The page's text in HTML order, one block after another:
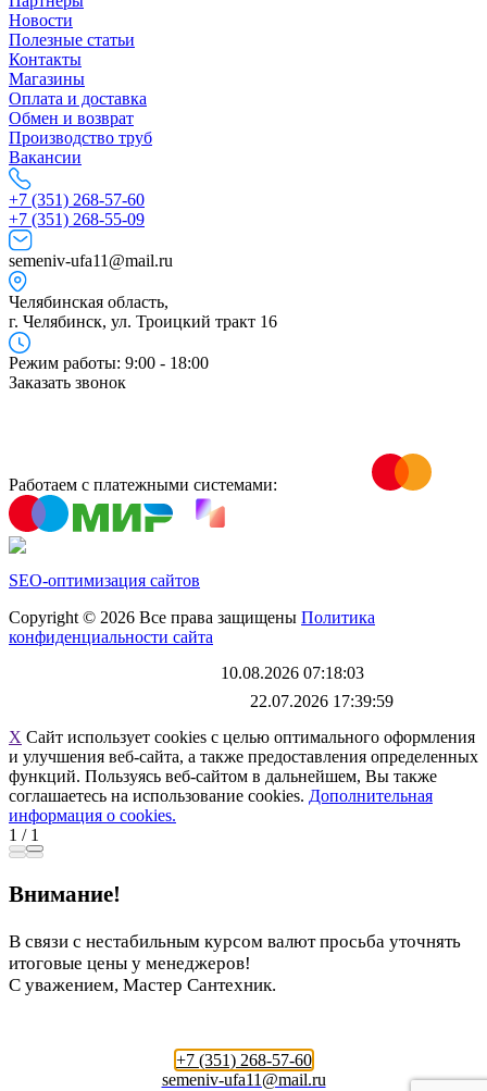
Новости
Полезные статьи
Контакты
Магазины
Оплата и доставка
Обмен и возврат
Производство труб
Вакансии
+7 (351) 268-57-60
+7 (351) 268-55-09
semeniv-ufa11@mail.ru
Челябинская область,
г. Челябинск, ул. Троицкий тракт 16
Режим работы: 9:00 - 18:00
Заказать звонок
Работаем с платежными системами:
SEO-оптимизация сайтов
Copyright © 2026 Все права защищены Политика
конфиденциальности сайта
10.08.2026 07:18:03
22.07.2026 17:39:59
X Сайт использует cookies с целью оптимального оформления
и улучшения веб-сайта, а также предоставления определенных
функций. Пользуясь веб-сайтом в дальнейшем, Вы также
соглашаетесь на использование cookies. Дополнительная
информация о cookies.
1 / 1
Внимание!
В связи с нестабильным курсом валют просьба уточнять
итоговые цены у менеджеров!
С уважением, Мастер Сантехник.
+7 (351) 268-57-60
semeniv-ufa11@mail.ru